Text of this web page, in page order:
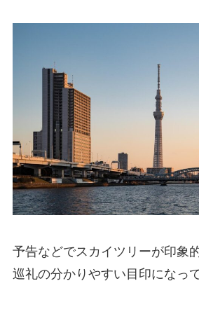
予告などでスカイツリーが印象
巡礼の分かりやすい目印になっ